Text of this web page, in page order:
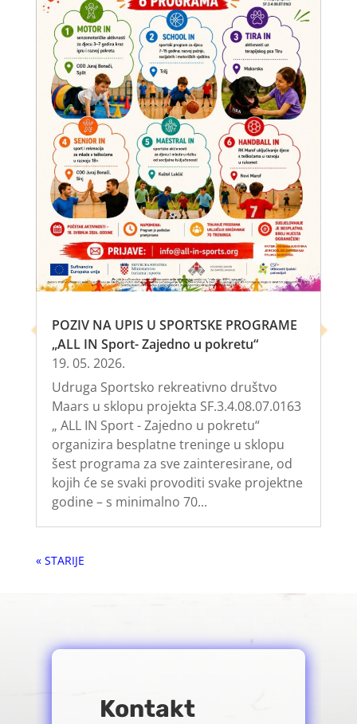
POZIV NA UPIS U SPORTSKE PROGRAME
„ALL IN Sport- Zajedno u pokretu“
19. 05. 2026.
Udruga Sportsko rekreativno društvo
Maars u sklopu projekta SF.3.4.08.07.0163
„ ALL IN Sport - Zajedno u pokretu“
organizira besplatne treninge u sklopu
šest programa za sve zainteresirane, od
kojih će se svaki provoditi svake projektne
godine – s minimalno 70...
« Older Entries
Kontakt